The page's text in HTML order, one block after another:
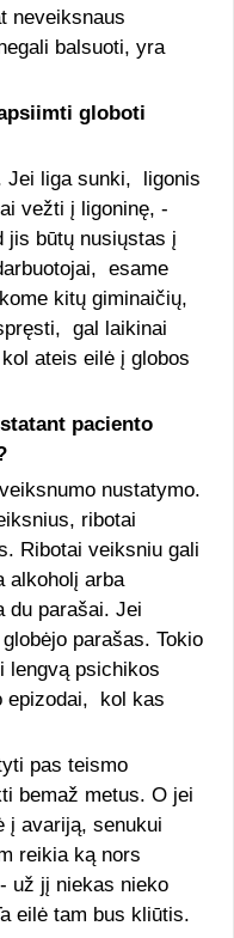
neveiksnaus
balsuoti, yra
globoti
Jei liga sunki, ligonis
vežti į ligoninę, -
jis būtų nusiųstas į
esame
kitų giminaičių,
gal laikinai
ateis eilė į globos
paciento
nustatymo.
ribotai
Ribotai veiksniu gali
alkoholį arba
du parašai. Jei
parašas. Tokio
lengvą psichikos
epizodai, kol kas
pas teismo
bemaž metus. O jei
į avariją, senukui
reikia ką nors
už jį niekas nieko
eilė tam bus kliūtis.